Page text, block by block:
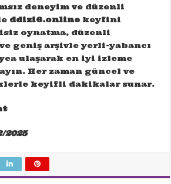
deneyim ve düzenli
ddizi6.online keyfini
oynatma, düzenli
geniş arşivle yerli-yabancı
ulaşarak en iyi izleme
Her zaman güncel ve
keyifli dakikalar sunar.
2025